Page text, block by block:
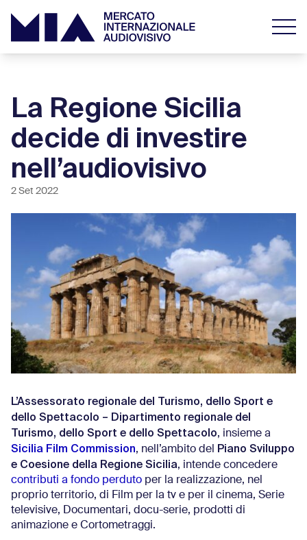
La Regione Sicilia
decide di investire
nell’audiovisivo
2 Set 2022
L’Assessorato regionale del Turismo, dello Sport e
dello Spettacolo – Dipartimento regionale del
Turismo, dello Sport e dello Spettacolo, insieme a
Sicilia Film Commission, nell’ambito del Piano Sviluppo
e Coesione della Regione Sicilia, intende concedere
contributi a fondo perduto per la realizzazione, nel
proprio territorio, di Film per la tv e per il cinema, Serie
televisive, Documentari, docu-serie, prodotti di
animazione e Cortometraggi.